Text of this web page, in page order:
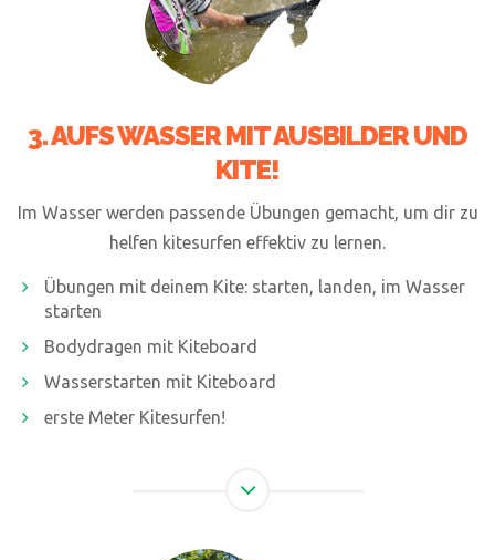
3. AUFS WASSER MIT AUSBILDER UND
KITE!
Im Wasser werden passende Übungen gemacht, um dir zu
helfen kitesurfen effektiv zu lernen.
Übungen mit deinem Kite: starten, landen, im Wasser
starten
Bodydragen mit Kiteboard
Wasserstarten mit Kiteboard
erste Meter Kitesurfen!